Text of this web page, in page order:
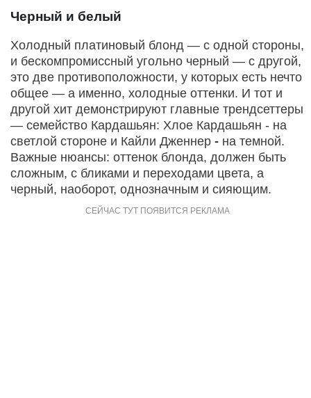
Черный и белый
Холодный платиновый блонд — с одной стороны,
и бескомпромиссный угольно черный — с другой,
это две противоположности, у которых есть нечто
общее — а именно, холодные оттенки. И тот и
другой хит демонстрируют главные трендсеттеры
— семейство Кардашьян: Хлое Кардашьян - на
светлой стороне и Кайли Дженнер - на темной.
Важные нюансы: оттенок блонда, должен быть
сложным, с бликами и переходами цвета, а
черный, наоборот, однозначным и сияющим.